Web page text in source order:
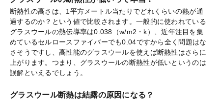
断熱性の高さは、1平方メートル当たりでどれくらいの熱が通
過するのか？という値で比較されます。一般的に使われている
グラスウールの熱伝導率は0.038（w/m2・k）、近年注目を集
めているセルロースファイバーでも0.04ですから全く問題はな
さそうですし、高性能のグラスウールを使えば断熱性はさらに
上がります。つまり、グラスウールの断熱性が低いというのは
誤解といえるでしょう。
グラスウール断熱は結露の原因になる？